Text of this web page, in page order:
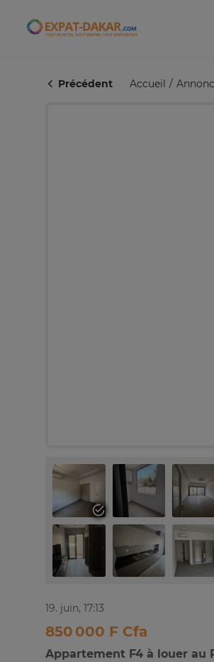
Expat-Dakar
Précédent Accueil
19. juin, 17:13
850 000 F Cfa
Appartement F4 à louer au